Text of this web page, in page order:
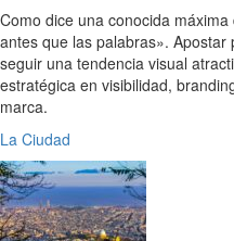
Como dice una conocida
antes que las palabras».
seguir una tendencia visual
estratégica en visibilidad,
marca.
La Ciudad